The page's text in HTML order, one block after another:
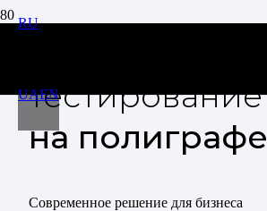
RU
UAEN
тестирование
на полиграфе
Современное решение для бизнеса